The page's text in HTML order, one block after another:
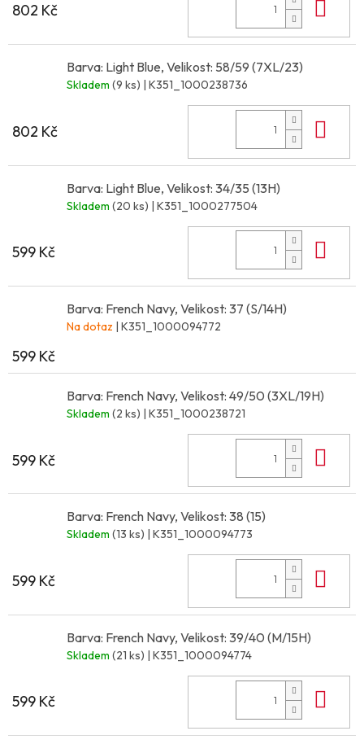
802 Kč
Barva: Light Blue, Velikost: 58/59 (7XL/23)
Skladem (9 ks) | K351_1000238736
802 Kč
Barva: Light Blue, Velikost: 34/35 (13H)
Skladem (20 ks) | K351_1000277504
599 Kč
Barva: French Navy, Velikost: 37 (S/14H)
Na dotaz | K351_1000094772
599 Kč
Barva: French Navy, Velikost: 49/50 (3XL/19H)
Skladem (2 ks) | K351_1000238721
599 Kč
Barva: French Navy, Velikost: 38 (15)
Skladem (13 ks) | K351_1000094773
599 Kč
Barva: French Navy, Velikost: 39/40 (M/15H)
Skladem (21 ks) | K351_1000094774
599 Kč